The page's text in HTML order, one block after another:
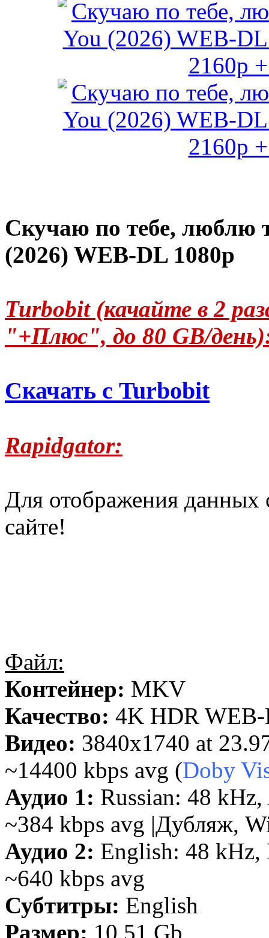
Скучаю по тебе, люблю
(2026) WEB-DL 1080p
Turbobit (качайте в 2
"+Плюс", до 80 GB/
Скачать с Turbobit
Rapidgator:
Для отображения
сайте!
Файл:
Контейнер: MKV
Качество: 4K HDR
Видео: 3840x1740 at
~14400 kbps avg (Doby
Аудио 1: Russian: 48
~384 kbps avg |Дубляж,
Аудио 2: English: 48
~640 kbps avg
Субтитры: English
Размер: 10,51 Gb